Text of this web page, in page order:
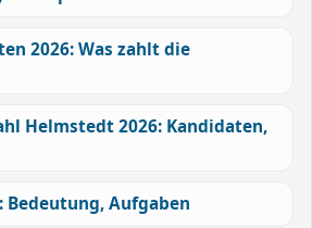
2026: Was zahlt die
Helmstedt 2026: Kandidaten,
Bedeutung, Aufgaben